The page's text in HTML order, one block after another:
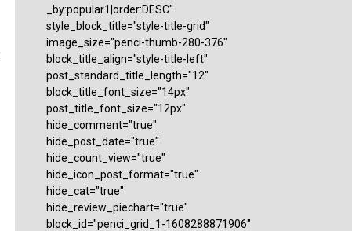
_by:popular1|order:DESC"
style_block_title="style-title-grid"
image_size="penci-thumb-280-376"
block_title_align="style-title-left"
post_standard_title_length="12"
block_title_font_size="14px"
post_title_font_size="12px"
hide_comment="true"
hide_post_date="true"
hide_count_view="true"
hide_icon_post_format="true"
hide_cat="true"
hide_review_piechart="true"
block_id="penci_grid_1-1608288871906"